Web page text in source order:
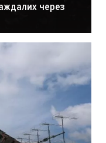
через